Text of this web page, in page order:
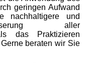
geringen Aufwand
nachhaltigere und
aller
das Praktizieren
Gerne beraten wir Sie